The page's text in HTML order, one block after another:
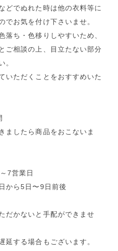
どでぬれた時は他の衣料等に
でお気を付け下さいませ。
ち・色移りしやすいため、
ご相談の上、目立たない部分
。
いただくことをおすすめいた
ましたら商品をおこないま
7営業日
から5日〜9日前後
だかないと手配ができませ
する場合もございます。